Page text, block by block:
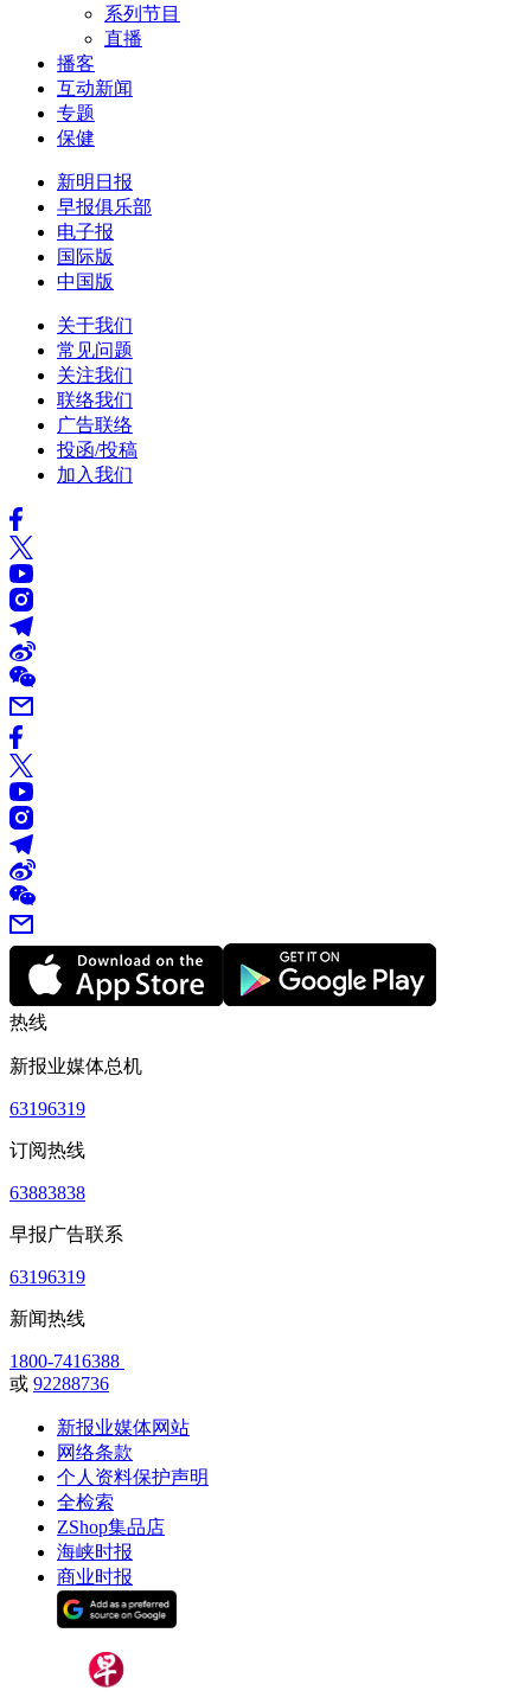
系列节目
直播
播客
互动新闻
专题
保健
新明日报
早报俱乐部
电子报
国际版
中国版
关于我们
常见问题
关注我们
联络我们
广告联络
投函/投稿
加入我们
热线
新报业媒体总机
63196319
订阅热线
63883838
早报广告联系
63196319
新闻热线
1800-7416388
或 92288736
新报业媒体网站
网络条款
个人资料保护声明
全检索
ZShop集品店
海峡时报
商业时报